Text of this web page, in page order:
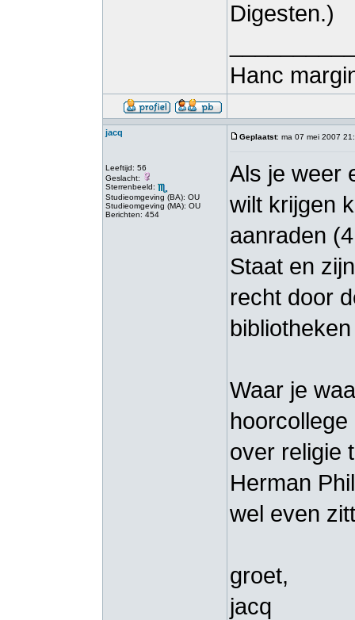
Digesten.)
Hanc
jacq
Leeftijd: 56
Geslacht:
Sterrenbeeld:
Studieomgeving (BA): OU
Studieomgeving (MA): OU
Berichten: 454
Geplaatst: ma 07 mei 2007
Als je weer
wilt krijgen
aanraden
Staat en
recht door
Waar je
over religie
Herman
wel even
groet,
jacq